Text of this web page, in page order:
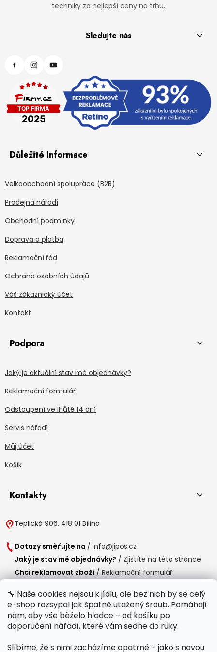
🔧 Naše cookies nejsou k jídlu, ale bez nich by se celý
e-shop rozsypal jak špatně utažený šroub. Pomáhají
nám, aby vše běželo hladce – od košíku po
doporučení nářadí, které vám sedne do ruky.
Slíbíme, že s nimi zacházíme opatrně – jako s novou
techniky za nejlepší ceny na trhu.
Sledujte nás
Důležité informace
Velkoobchodní spolupráce (B2B)
Prodejna nářadí
Obchodní podmínky
Doprava a platba
Reklamační řád
Ochrana osobních údajů
Váš zákaznický účet
Kontakt
Podpora
Jaký je aktuální stav mé objednávky?
Reklamační formulář
Odstoupení ve lhůtě 14 dní
Servis nářadí
Můj účet
Košík
Kontakty
Teplická 906, 418 01 Bílina
Dotazy směřujte na / info@jipos.cz
Jaký je stav mé objednávky? / Zjistíte na této stránce
Chci reklamovat zboží / Reklamační formulář
Provozní doba
Po-Čt / 8:00 - 15:00
Polední přestávka /11:00 - 11:30